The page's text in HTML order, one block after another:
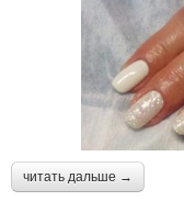
читать дальше →